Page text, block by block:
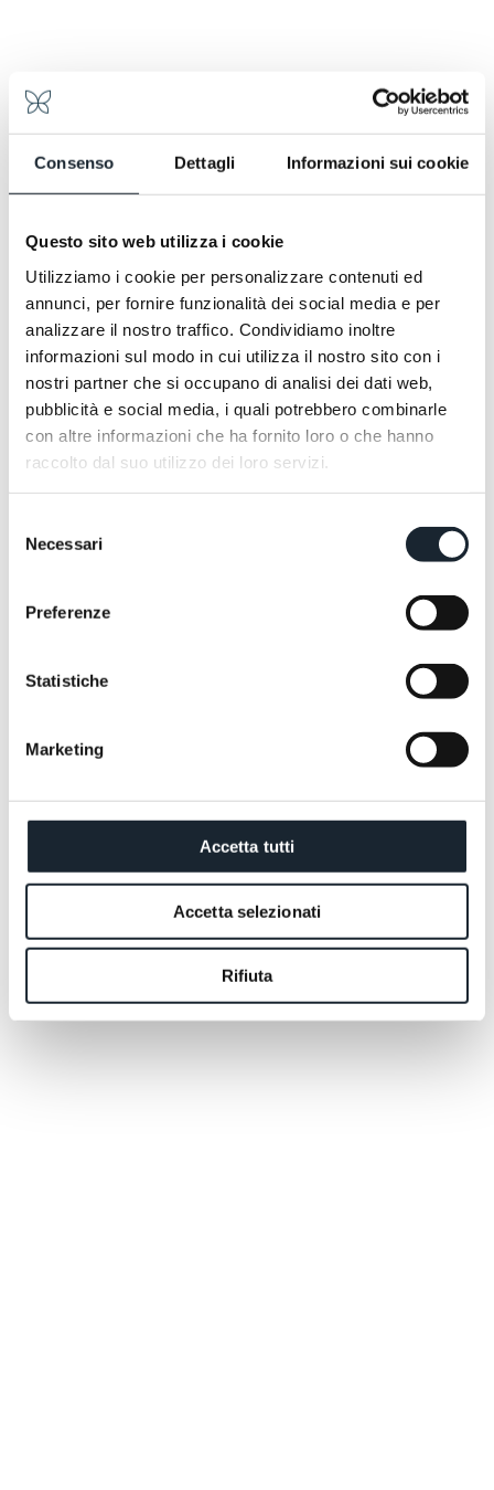
Consenso Dettagli Informazioni sui cookie
Questo sito web utilizza i cookie
Utilizziamo i cookie per personalizzare contenuti ed
annunci, per fornire funzionalità dei social media e per
analizzare il nostro traffico. Condividiamo inoltre
informazioni sul modo in cui utilizza il nostro sito con i
nostri partner che si occupano di analisi dei dati web,
pubblicità e social media, i quali potrebbero combinarle
con altre informazioni che ha fornito loro o che hanno
raccolto dal suo utilizzo dei loro servizi.
delNecessari
Preferenze
Statistiche
Marketing
Accetta tutti
Accetta selezionati
Rifiuta